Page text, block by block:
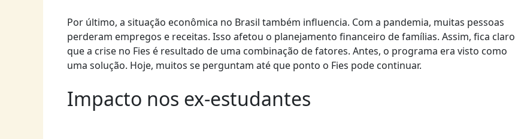
Por último, a situação econômica no Brasil também influencia. Com a pandemia, muitas pessoas
perderam empregos e receitas. Isso afetou o planejamento financeiro de famílias. Assim, fica claro
que a crise no Fies é resultado de uma combinação de fatores. Antes, o programa era visto como
uma solução. Hoje, muitos se perguntam até que ponto o Fies pode continuar.
Impacto nos ex-estudantes